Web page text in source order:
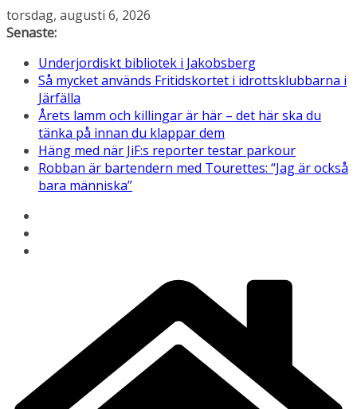
Hoppa
till
torsdag, augusti 6, 2026
Senaste:
Underjordiskt bibliotek i Jakobsberg
Så mycket används Fritidskortet i idrottsklubbarna i
Järfälla
Årets lamm och killingar är här – det här ska du
tänka på innan du klappar dem
Häng med när JiF:s reporter testar parkour
Robban är bartendern med Tourettes: “Jag är också
bara människa”